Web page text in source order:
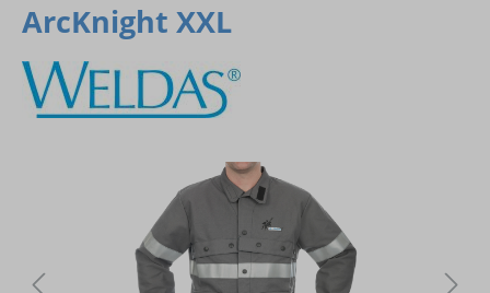
ArcKnight XXL
Bildergalerie überspringen